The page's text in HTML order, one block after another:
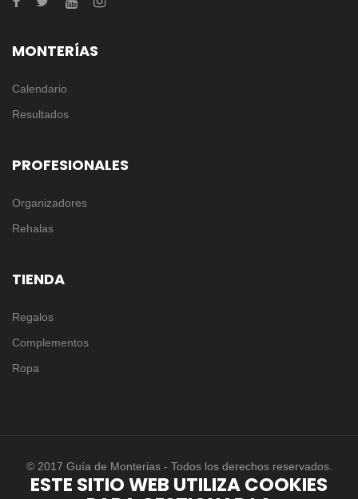
MONTERÍAS
Calendario
Resultados
PROFESIONALES
Organizadores
Rehalas
TIENDA
Regalos
Complementos
Ropa
© 2017 Guía de Monterias - Todos los derechos reservados.
ESTE SITIO WEB UTILIZA COOKIES